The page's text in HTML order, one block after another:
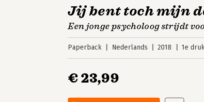
Jij bent toch mijn
Een jonge psycholoog strijdt
Paperback Nederlands 2018 1e
€ 23,99